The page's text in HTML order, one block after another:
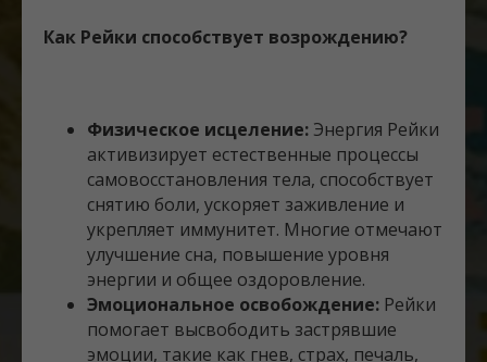
Как Рейки способствует возрождению?
Физическое исцеление: Энергия Рейки
активизирует естественные процессы
самовосстановления тела, способствует
снятию боли, ускоряет заживление и
укрепляет иммунитет. Многие отмечают
улучшение сна, повышение уровня
энергии и общее оздоровление.
Эмоциональное освобождение: Рейки
помогает высвободить застрявшие
эмоции, такие как гнев, страх, печаль,